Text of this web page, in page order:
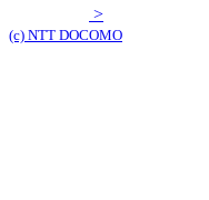
>
(c) NTT DOCOMO